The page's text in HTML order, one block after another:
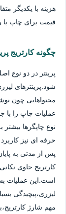
هزینه با یکدیگر
قیمت برای چاپ با
چگونه کارتریج
پرینتر در دو نوع
شود.پرینترهای
محتواهایی چون
عملیات چاپ را با
نوع چاپگرها
حرفه ای نیز
پس از مدتی به
کارتریج حاوی
است.این عملیات
لیزری،پیچیدگی
مهم شارژ